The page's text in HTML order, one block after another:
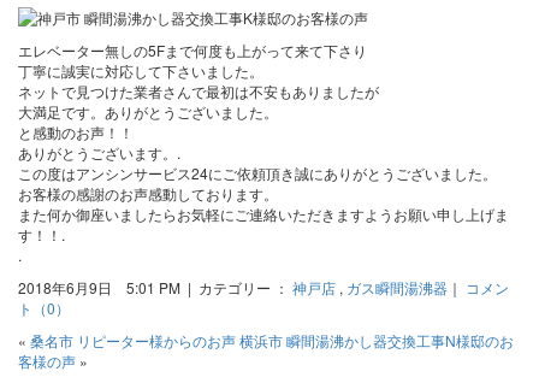
エレベーター無しの5Fまで何度も上がって来て下さり
丁寧に誠実に対応して下さいました。
ネットで見つけた業者さんで最初は不安もありましたが
大満足です。ありがとうございました。
と感動のお声！！
ありがとうございます。.
この度はアンシンサービス24にご依頼頂き誠にありがとうございました。
お客様の感謝のお声感動しております。
また何か御座いましたらお気軽にご連絡いただきますようお願い申し上げま
す！！.
.
2018年6月9日 5:01 PM | カテゴリー ： 神戸店 , ガス瞬間湯沸器 ｜ コメン
ト（0）
« 桑名市 リピーター様からのお声横浜市 瞬間湯沸かし器交換工事N様邸のお
客様の声 »